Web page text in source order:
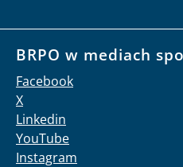
BRPO w mediach
Facebook
X
Linkedin
YouTube
Instagram